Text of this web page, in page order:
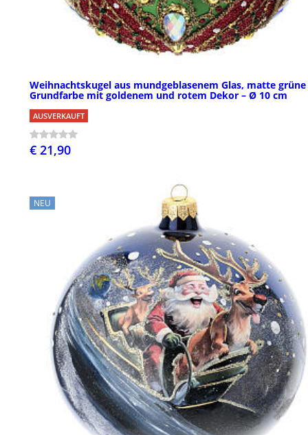
Weihnachtskugel aus mundgeblasenem Glas, matte grüne
Grundfarbe mit goldenem und rotem Dekor – Ø 10 cm
AUSVERKAUFT
€ 21,90
NEU